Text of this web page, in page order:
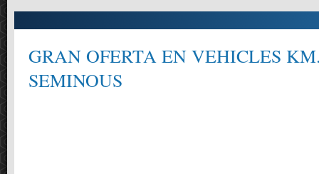
GRAN OFERTA EN VEHICLES
SEMINOUS